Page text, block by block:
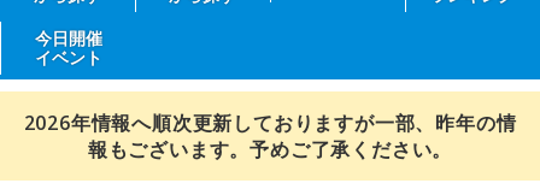
今日開催
イベント
2026年情報へ順次更新しておりますが一部、昨年の情
報もございます。予めご了承ください。